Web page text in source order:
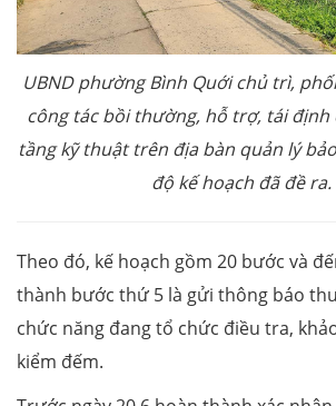
UBND phường Bình Quới chủ trì,
công tác bồi thường, hỗ trợ, tái định
tầng kỹ thuật trên địa bàn quản lý
độ kế hoạch đã đề ra.
Theo đó, kế hoạch gồm 20 bước và
thành bước thứ 5 là gửi thông báo
chức năng đang tổ chức điều tra,
kiểm đếm.